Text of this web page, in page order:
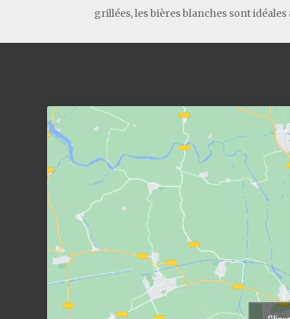
grillées, les bières blanches sont